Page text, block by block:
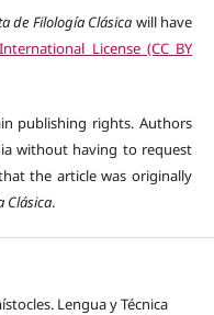
de Filología Clásica will have
License (CC BY
publishing rights. Authors
without having to request
the article was originally
Clásica.
Lengua y Técnica